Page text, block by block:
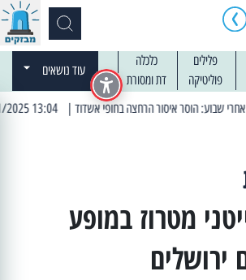
פלילים
כלכלה
פוליטיקה דת ומסורת
עוד נושאים
| 13:04 14/01/2025 עובדים בלילות: עבודות קרצוף וריבוד אספלט
מטרוז במופע
ירושלים